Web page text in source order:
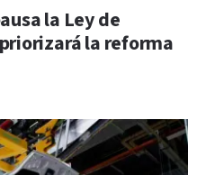
la Ley de
la reforma